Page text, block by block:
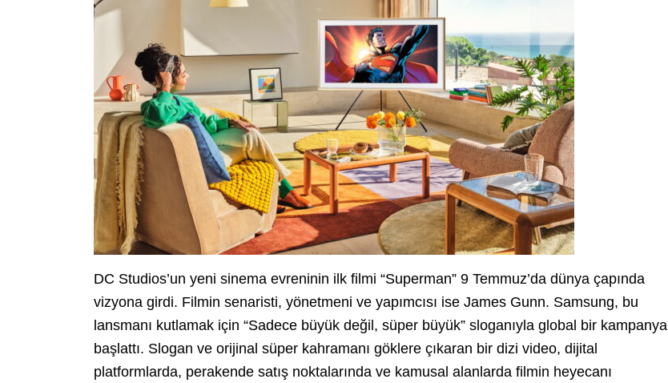
DC Studios’un yeni sinema evreninin ilk filmi “Superman” 9 Temmuz’da dünya çapında
vizyona girdi. Filmin senaristi, yönetmeni ve yapımcısı ise James Gunn. Samsung, bu
lansmanı kutlamak için “Sadece büyük değil, süper büyük” sloganıyla global bir kampanya
başlattı. Slogan ve orijinal süper kahramanı göklere çıkaran bir dizi video, dijital
platformlarda, perakende satış noktalarında ve kamusal alanlarda filmin heyecanı